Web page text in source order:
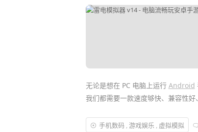
无论是想在 PC 电脑上运行 Android
我们都需要一款速度够快、兼容性
最近雷电模拟器 (LDPlayer) 推出了
手机数码 ,游戏娱乐 , 虚拟模拟